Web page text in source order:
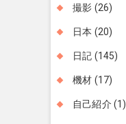
撮影 (26)
日本 (20)
日記 (145)
機材 (17)
自己紹介 (1)